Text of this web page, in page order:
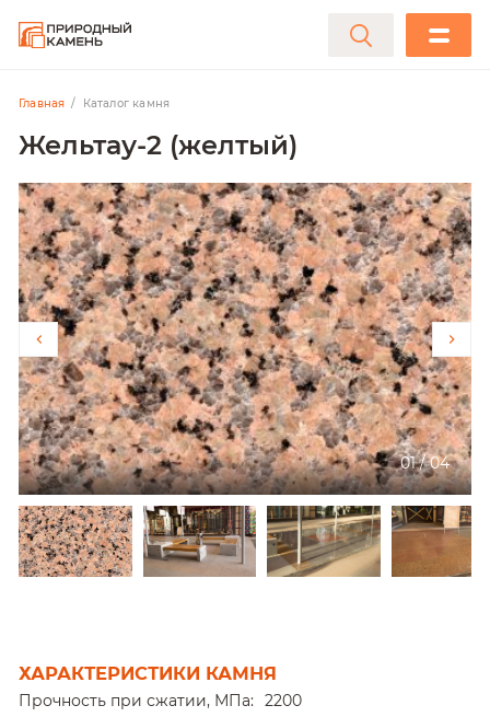
Главная Каталог камня
Жельтау-2 (желтый)
01/04
ХАРАКТЕРИСТИКИ КАМНЯ
Прочность при сжатии, МПа:
2200